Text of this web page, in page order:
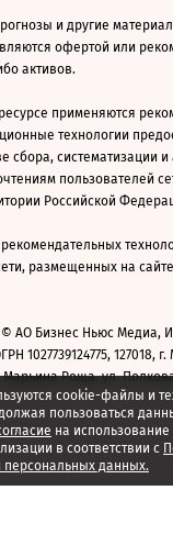
cookie-файлы и
пользоваться
на
в соответствии с
данных.
и другие
офертой или
активов.
применяются
технологии
сбора, систематизации
пользователей
Российской
размещенных на
АО Бизнес Ньюс Медиа,
1027739124775, 127018,
Роща, ул.